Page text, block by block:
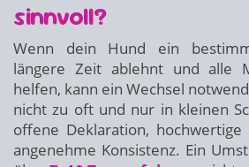
sinnvoll?
Wenn dein Hund ein
längere Zeit ablehnt und alle
helfen, kann ein Wechsel
nicht zu oft und nur in kleinen
offene Deklaration,
angenehme Konsistenz. Ein